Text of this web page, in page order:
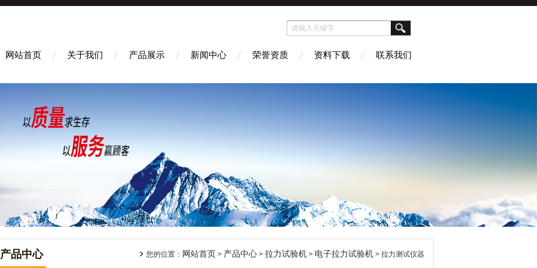
网站首页 关于我们 产品展示 新闻中心 荣誉资质 资料下载 联系我们
产品中心 您的位置： 网站首页 > 产品中心 > 拉力试验机 > 电子拉力试验机 > 拉力测试仪器